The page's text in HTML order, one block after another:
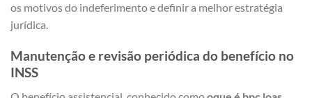
os motivos do indeferimento e definir a melhor estratégia
jurídica.
Manutenção e revisão periódica do benefício no
INSS